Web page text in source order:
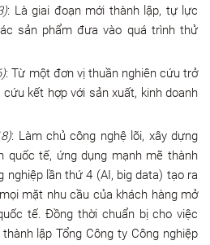
: Là giai đoạn mới thành lập, tự lực
sản phẩm đưa vào quá trình thử
: Từ một đơn vị thuần nghiên cứu trở
kết hợp với sản xuất, kinh doanh
: Làm chủ công nghệ lõi, xây dựng
quốc tế, ứng dụng mạnh mẽ thành
lần thứ 4 (AI, big data) tạo ra
mặt nhu cầu của khách hàng mở
tế. Đồng thời chuẩn bị cho việc
lập Tổng Công ty Công nghiệp